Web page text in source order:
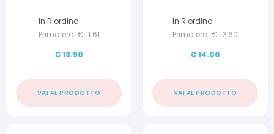
In Riordino
Prima era: €11.61
€13.90
VAI AL PRODOTTO
In Riordino
Prima era: €12.60
€14.00
VAI AL PRODOTTO